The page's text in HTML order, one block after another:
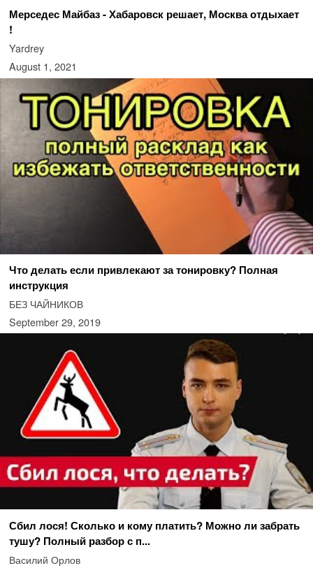
Мерседес Майбаз - Хабаровск решает, Москва отдыхает
!
Yardrey
August 1, 2021
Что делать если привлекают за тонировку? Полная
инструкция
БЕЗ ЧАЙНИКОВ
September 29, 2019
Сбил лося! Сколько и кому платить? Можно ли забрать
тушу? Полный разбор с п...
Василий Орлов